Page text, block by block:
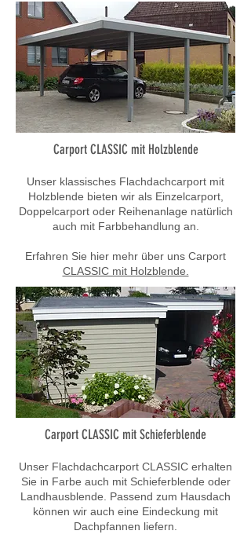
Carport CLASSIC mit Holzblende
Unser klassisches Flachdachcarport mit
Holzblende bieten wir als Einzelcarport,
Doppelcarport oder Reihenanlage natürlich
auch mit Farbbehandlung an.
Erfahren Sie hier mehr über uns Carport
CLASSIC mit Holzblende.
Carport CLASSIC mit Schieferblende
Unser Flachdachcarport CLASSIC erhalten
Sie in Farbe auch mit Schieferblende oder
Landhausblende. Passend zum Hausdach
können wir auch eine Eindeckung mit
Dachpfannen liefern.